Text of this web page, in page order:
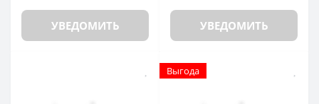
УВЕДОМИТЬ УВЕДОМИТЬ
Выгода